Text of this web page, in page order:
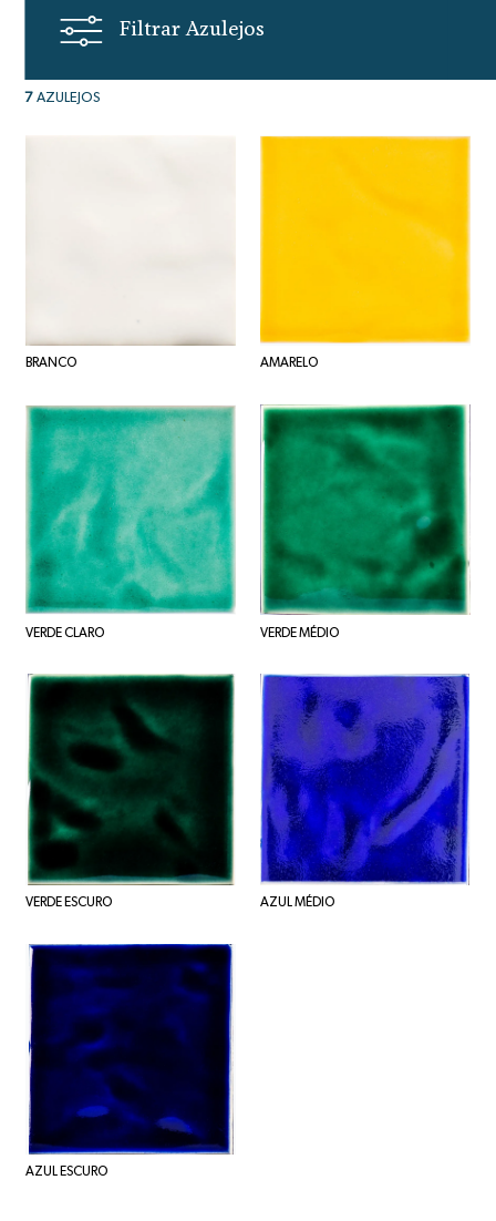
Filtrar Azulejos
7 AZULEJOS
BRANCO AMARELO
VERDE CLARO VERDE MÉDIO
VERDE ESCURO AZUL MÉDIO
AZUL ESCURO